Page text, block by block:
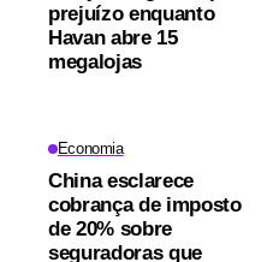
prejuízo enquanto
Havan abre 15
megalojas
Economia
China esclarece
cobrança de imposto
de 20% sobre
seguradoras que